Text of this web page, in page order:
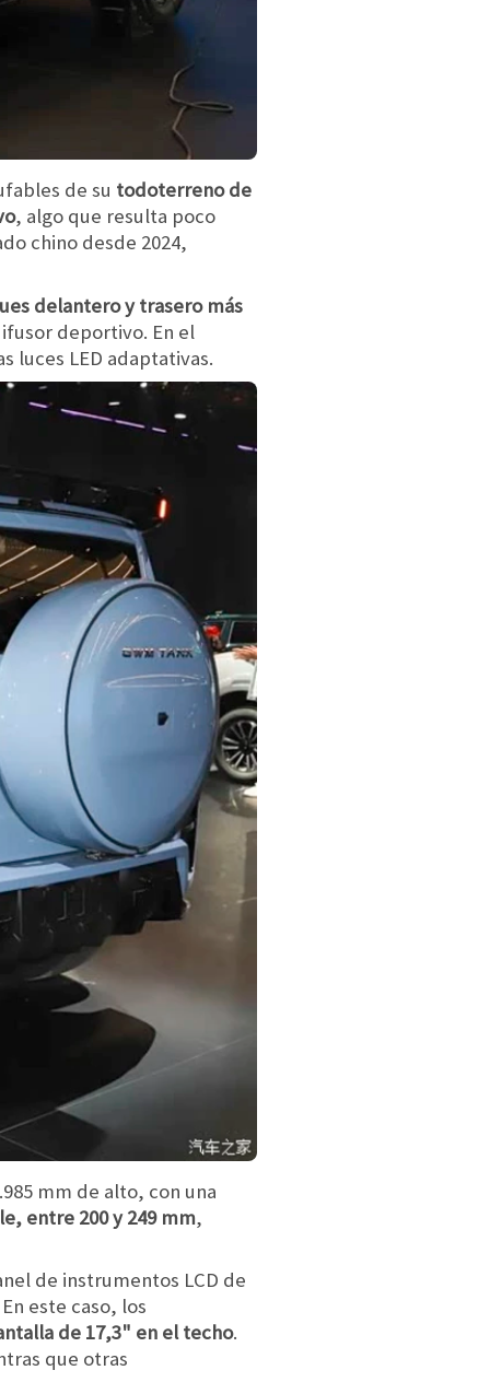
de su todoterreno de
, algo que resulta poco
chino desde 2024,
delantero y trasero más
deportivo. En el
luces LED adaptativas.
mm de alto, con una
entre 200 y 249 mm,
de instrumentos LCD de
este caso, los
de 17,3" en el techo.
que otras